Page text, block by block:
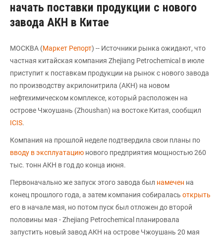
начать поставки продукции с нового
завода АКН в Китае
МОСКВА (Маркет Репорт) -- Источники рынка ожидают, что
частная китайская компания Zhejiang Petrochemical в июле
приступит к поставкам продукции на рынок с нового завода
по производству акрилонитрила (АКН) на новом
нефтехимическом комплексе, который расположен на
острове Чжоушань (Zhoushan) на востоке Китая, сообщил
ICIS.
Компания на прошлой неделе подтвердила свои планы по
вводу в эксплуатацию нового предприятия мощностью 260
тыс. тонн АКН в год до конца июня.
Первоначально же запуск этого завода был намечен на
конец прошлого года, а затем компания собиралась открыть
его в начале мая, но потом пуск был отложен до второй
половины мая - Zhejiang Petrochemical планировала
запустить новый завод АКН на острове Чжоушань 20 мая